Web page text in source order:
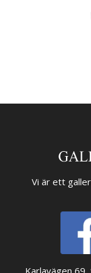
Vi är ett
Karlavägen